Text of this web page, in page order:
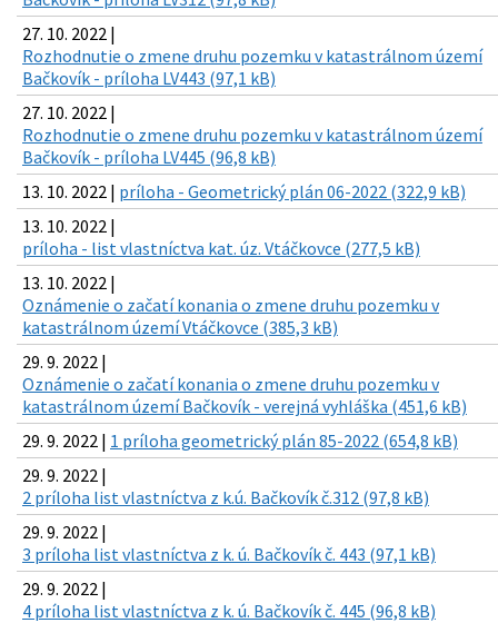
27. 10. 2022 |
Rozhodnutie o zmene druhu pozemku v katastrálnom území
Bačkovík - príloha LV443 (97,1 kB)
27. 10. 2022 |
Rozhodnutie o zmene druhu pozemku v katastrálnom území
Bačkovík - príloha LV445 (96,8 kB)
13. 10. 2022 | príloha - Geometrický plán 06-2022 (322,9 kB)
13. 10. 2022 |
príloha - list vlastníctva kat. úz. Vtáčkovce (277,5 kB)
13. 10. 2022 |
Oznámenie o začatí konania o zmene druhu pozemku v
katastrálnom území Vtáčkovce (385,3 kB)
29. 9. 2022 |
Oznámenie o začatí konania o zmene druhu pozemku v
katastrálnom území Bačkovík - verejná vyhláška (451,6 kB)
29. 9. 2022 | 1 príloha geometrický plán 85-2022 (654,8 kB)
29. 9. 2022 |
2 príloha list vlastníctva z k.ú. Bačkovík č.312 (97,8 kB)
29. 9. 2022 |
3 príloha list vlastníctva z k. ú. Bačkovík č. 443 (97,1 kB)
29. 9. 2022 |
4 príloha list vlastníctva z k. ú. Bačkovík č. 445 (96,8 kB)